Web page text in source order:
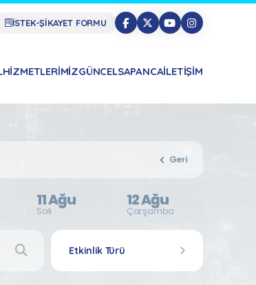
İSTEK-ŞİKAYET FORMU
HIZMETLERIMIZGÜNCELSAPANCAİLETIŞIM
Geri
11 Ağu
Salı
12 Ağu
Çarşamba
Etkinlik Türü